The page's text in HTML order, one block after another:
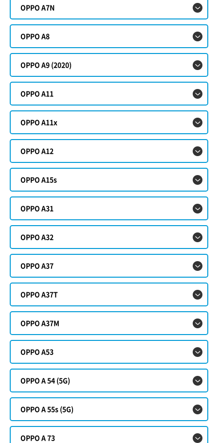
OPPO A7N
OPPO A8
OPPO A9 (2020)
OPPO A11
OPPO A11x
OPPO A12
OPPO A15s
OPPO A31
OPPO A32
OPPO A37
OPPO A37T
OPPO A37M
OPPO A53
OPPO A 54 (5G)
OPPO A 55s (5G)
OPPO A 73